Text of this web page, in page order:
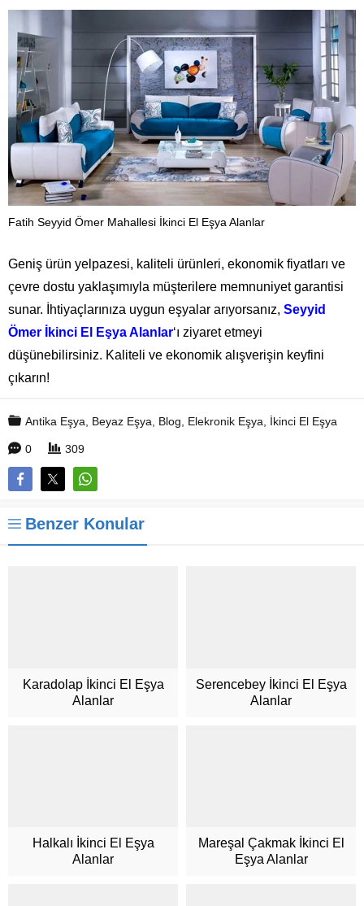
Fatih Seyyid Ömer Mahallesi İkinci El Eşya Alanlar
Geniş ürün yelpazesi, kaliteli ürünleri, ekonomik fiyatları ve
çevre dostu yaklaşımıyla müşterilere memnuniyet garantisi
sunar. İhtiyaçlarınıza uygun eşyalar arıyorsanız, Seyyid
Ömer İkinci El Eşya Alanlar‘ı ziyaret etmeyi
düşünebilirsiniz. Kaliteli ve ekonomik alışverişin keyfini
çıkarın!
Antika Eşya, Beyaz Eşya, Blog, Elekronik Eşya, İkinci El Eşya
0 309
Benzer Konular
Karadolap İkinci El Eşya
Alanlar
Serencebey İkinci El Eşya
Alanlar
Halkalı İkinci El Eşya
Alanlar
Mareşal Çakmak İkinci El
Eşya Alanlar
Müşteri Hizmetleri